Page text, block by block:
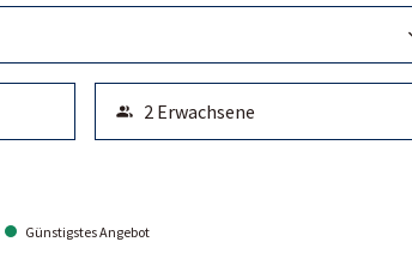
Günstigstes Angebot